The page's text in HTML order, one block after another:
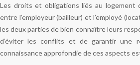
Les droits et obligations liés au logement
entre l’employeur (bailleur) et l’employé
les deux parties de bien connaître leurs
d’éviter les conflits et de garantir une
connaissance approfondie de ces aspects